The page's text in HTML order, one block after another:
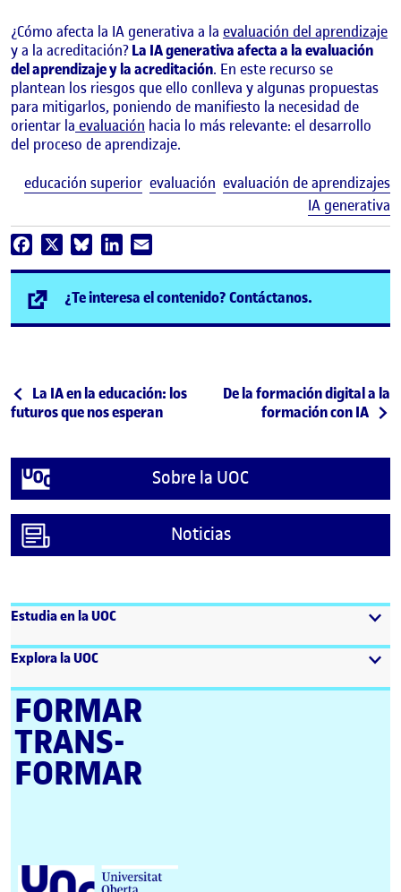
¿Cómo afecta la IA generativa a la evaluación del aprendizaje
y a la acreditación?La IA generativa afecta a la evaluación
del aprendizaje y la acreditación. En este recurso se
plantean los riesgos que ello conlleva y algunas propuestas
para mitigarlos, poniendo de manifiesto la necesidad de
orientar la evaluación hacia lo más relevante: el desarrollo
del proceso de aprendizaje.
educación superior evaluación evaluación de aprendizajes
IA generativa
Facebook BlueskyLinkedIn
¿Te interesa el contenido? Contáctanos.
Post navigation
Publicación anterior
La IA en la educación: los
futuros que nos esperan
Siguiente publicación
De la formación digital a la
formación con IA
Sobre la UOC
Noticias
Estudia en la UOC
Explora la UOC
FORMAR
TRANS­
FORMAR
Universitat Oberta de Catalunya (UOC)